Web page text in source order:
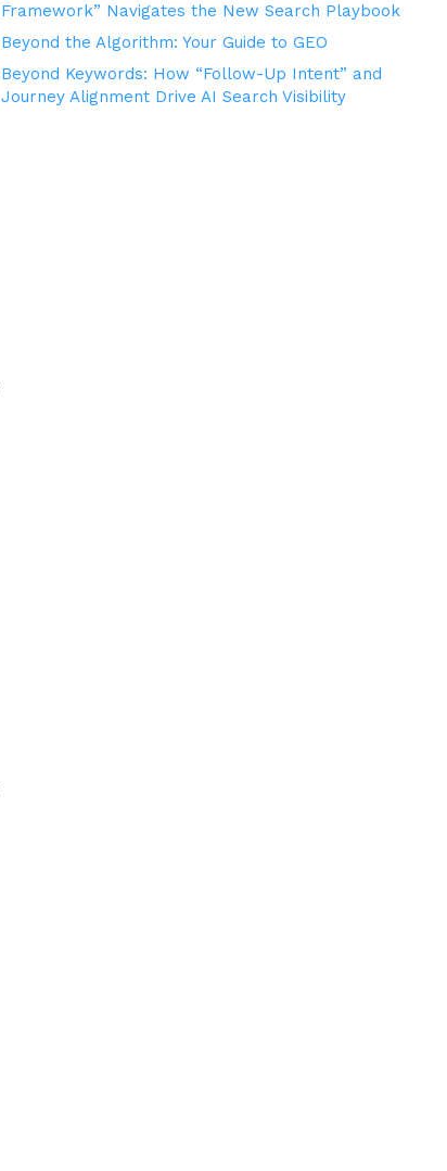
Framework” Navigates the New Search Playbook
Beyond the Algorithm: Your Guide to GEO
Beyond Keywords: How “Follow-Up Intent” and
Journey Alignment Drive AI Search Visibility